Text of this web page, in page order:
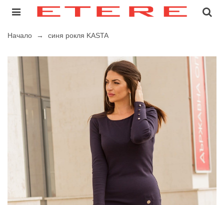
Начало → синя рокля KASTA